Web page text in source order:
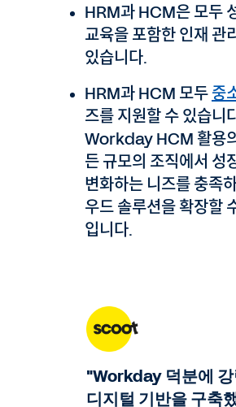
HRM과 HCM은 모두
교육을 포함한 인재 관
있습니다.
HRM과 HCM 모두중
즈를 지원할 수 있습니
Workday HCM 활용
든 규모의 조직에서 성
변화하는 니즈를 충족
우드 솔루션을 확장할
입니다.
"Workday 덕분에
디지털 기반을 구축